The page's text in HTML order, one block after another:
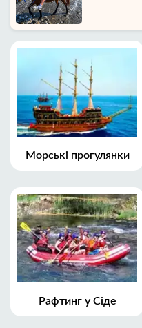
Морські прогулянки
Рафтинг у Сіде